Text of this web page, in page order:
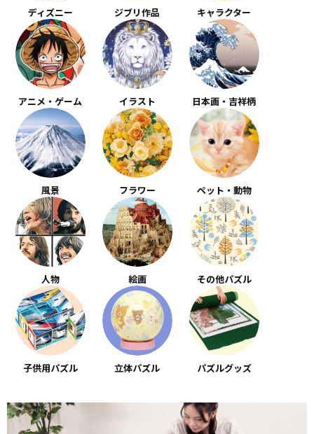
ディズニー ジブリ作品 キャラクター
アニメ・ゲーム イラスト 日本画・吉祥柄
風景 フラワー ペット・動物
人物 絵画 その他パズル
子供用パズル 立体パズル パズルグッズ